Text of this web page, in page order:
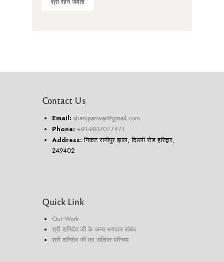
श्री शनि जयंती
Contact Us
Email: shanipariwar@gmail.com
Phone: +91-9837077471
Address:निकट रानीपुर झाल, दिल्ली रोड हरिद्वार,
249402
Quick Link
Our Work
श्री शनिदेव जी के अन्य भगवान संबंध
श्री शनिदेव जी का संक्षिप्त परिचय